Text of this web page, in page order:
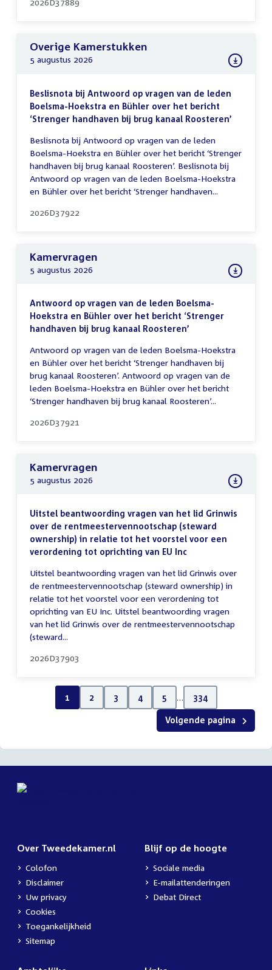
Overige Kamerstukken
5 augustus 2026
Beslisnota bij Antwoord op vragen van de leden
Boelsma-Hoekstra en Bühler over het bericht
‘Strenger handhaven bij brug kanaal Roosteren’
Beslisnota bij Antwoord op vragen van de leden
Boelsma-Hoekstra en Bühler over het bericht ‘Strenger
handhaven bij brug kanaal Roosteren’. Beslisnota bij
Antwoord op vragen van de leden Boelsma-Hoekstra
en Bühler over het bericht ‘Strenger handhaven...
2026D37922
Kamervragen
5 augustus 2026
Antwoord op vragen van de leden Boelsma-
Hoekstra en Bühler over het bericht ‘Strenger
handhaven bij brug kanaal Roosteren’
Antwoord op vragen van de leden Boelsma-Hoekstra
en Bühler over het bericht ‘Strenger handhaven bij
brug kanaal Roosteren’. Antwoord op vragen van de
leden Boelsma-Hoekstra en Bühler over het bericht
‘Strenger handhaven bij brug kanaal Roosteren’...
2026D37921
Kamervragen
5 augustus 2026
Uitstel beantwoording vragen van het lid Grinwis
over de rentmeestervennootschap (steward
ownership) in relatie tot het voorstel voor een
verordening tot oprichting van EU Inc
Uitstel beantwoording vragen van het lid Grinwis over
de rentmeestervennootschap (steward ownership) in
relatie tot het voorstel voor een verordening tot
oprichting van EU Inc. Uitstel beantwoording vragen
van het lid Grinwis over de rentmeestervennootschap
(steward...
2026D37903
1 2 3 4 5 … 334
Volgende pagina
Over Tweedekamer.nl
Colofon
Disclaimer
Uw privacy
Cookies
Toegankelijkheid
Sitemap
Blijf op de hoogte
Sociale media
E-mailattenderingen
Debat Direct